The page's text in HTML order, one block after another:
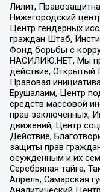
Лилит,
Нижегородский
Центр гендерных
граждан Штаб,
Фонд борьбы с
НАСИЛИЮ.НЕТ, Мы
действие, Открытый
Правовая
Ерушалаим, Центр
средств массовой
прав заключенных,
движений, Центр
Действие,
защиты прав
осужденным и их
Серебряная тайга,
Апрель, Самарская